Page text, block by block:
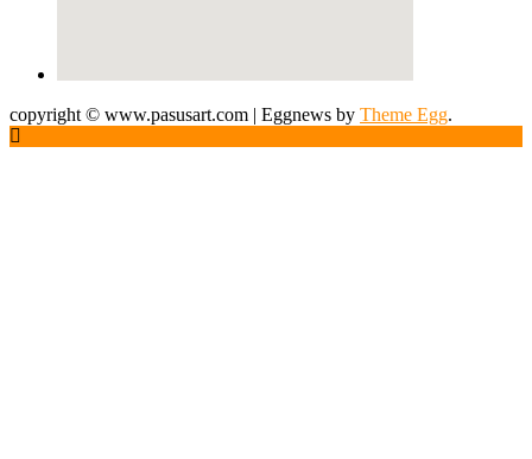
copyright © www.pasusart.com | Eggnews by Theme Egg.